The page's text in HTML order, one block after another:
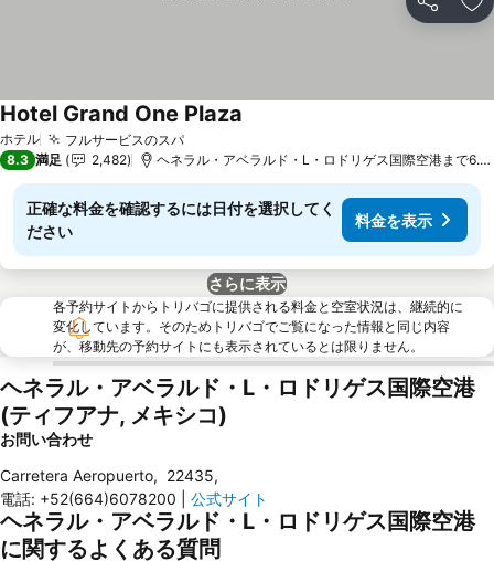
シェア お
ホテル フルサービスのスパ料金を表示
Hotel Grand One Plaza
8.3 満足 2,482 ヘネラル・アベラルド・L・ロドリゲス国際空港まで6.1
正確な料金を確認するには日付を選択してく
ださい
料金を表示
さらに表示
各予約サイトからトリバゴに提供される料金と空室状況は、継続的に
変化しています。そのためトリバゴでご覧になった情報と同じ内容
が、移動先の予約サイトにも表示されているとは限りません。
ヘネラル・アベラルド・L・ロドリゲス国際空港
(ティフアナ, メキシコ)
お問い合わせ
Carretera Aeropuerto, 22435,
電話: +52(664)6078200 公式サイト
ヘネラル・アベラルド・L・ロドリゲス国際空港
に関するよくある質問